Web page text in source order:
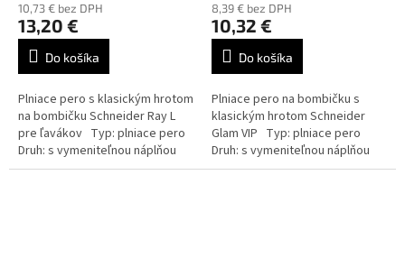
10,73 € bez DPH
13,20 €
Do košíka
Plniace pero s klasickým hrotom
na bombičku Schneider Ray L
pre ľavákov Typ: plniace pero
Druh: s vymeniteľnou náplňou
Farba náplne: modrá
8,39 € bez DPH
10,32 €
Do košíka
Plniace pero na bombičku s
klasickým hrotom Schneider
Glam VIP Typ: plniace pero
Druh: s vymeniteľnou náplňou
Farba náplne: modrá